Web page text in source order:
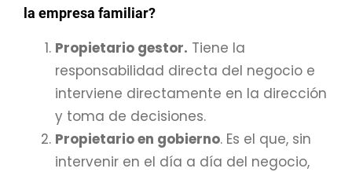
la empresa familiar?
Propietario gestor. Tiene la
responsabilidad directa del negocio e
interviene directamente en la dirección
y toma de decisiones.
Propietario en gobierno. Es el que, sin
intervenir en el día a día del negocio,